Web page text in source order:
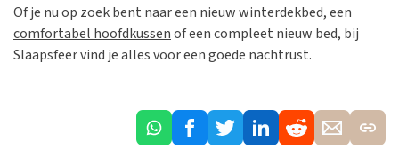
Of je nu op zoek bent naar een nieuw winterdekbed, een
comfortabel hoofdkussenof een compleet nieuw bed, bij
Slaapsfeer vind je alles voor een goede nachtrust.